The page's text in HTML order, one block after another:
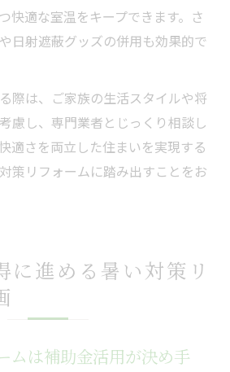
快適な室温をキープできます。さ
日射遮蔽グッズの併用も効果的で
際は、ご家族の生活スタイルや将
慮し、専門業者とじっくり相談し
適さを両立した住まいを実現する
策リフォームに踏み出すことをお
に進める暑い対策リ
ムは補助金活用が決め手